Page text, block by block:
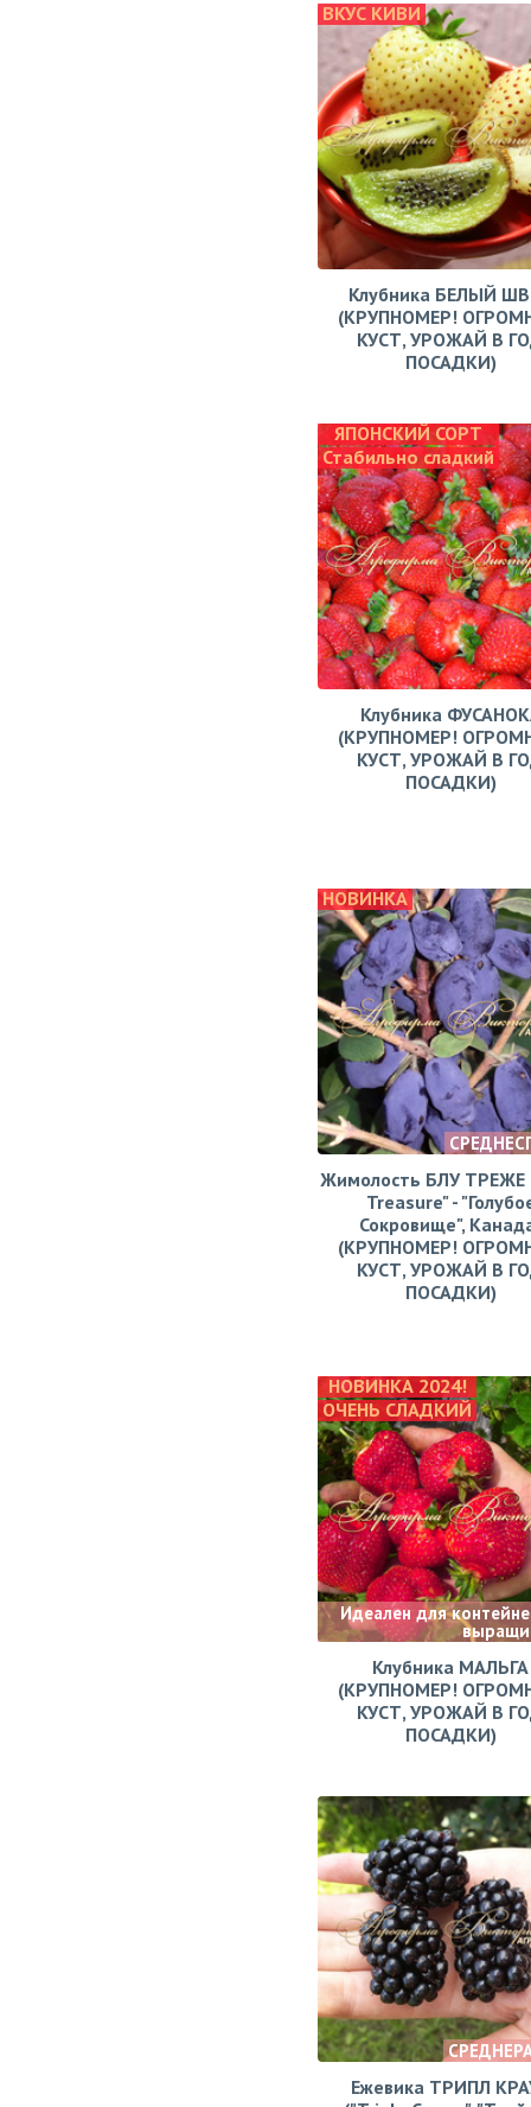
ВКУС КИВИ
Клубника БЕЛЫЙ
(КРУПНОМЕР!
КУСТ, УРОЖАЙ В
ПОСАДКИ)
ЯПОНСКИЙ СОРТ
Стабильно сладкий
Клубника
(КРУПНОМЕР!
КУСТ, УРОЖАЙ В
ПОСАДКИ)
НОВИНКА
Жимолость БЛУ ТРЕЖЕ
Treasure" -
Сокровище",
(КРУПНОМЕР!
КУСТ, УРОЖАЙ В
ПОСАДКИ)
НОВИНКА 2024!
ОЧЕНЬ СЛАДКИЙ
Идеален для
Клубника МАЛЬГА
(КРУПНОМЕР!
КУСТ, УРОЖАЙ В
ПОСАДКИ)
Ежевика ТРИПЛ